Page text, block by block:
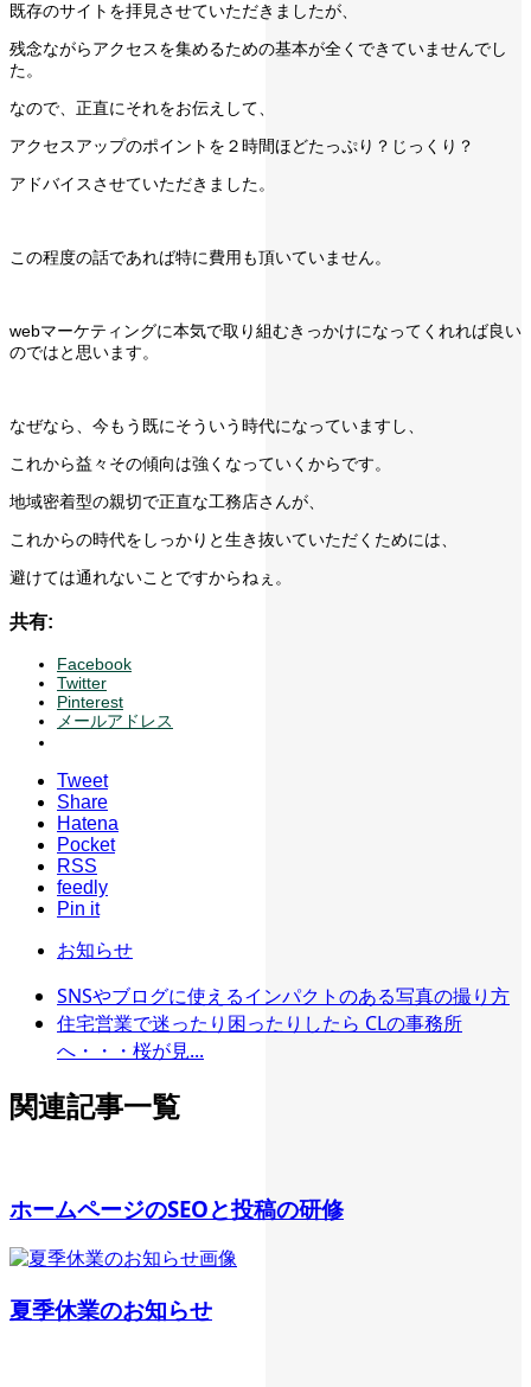
既存のサイトを拝見させていただきましたが、
残念ながらアクセスを集めるための基本が全くできていませんでし
た。
なので、正直にそれをお伝えして、
アクセスアップのポイントを２時間ほどたっぷり？じっくり？
アドバイスさせていただきました。
この程度の話であれば特に費用も頂いていません。
webマーケティングに本気で取り組むきっかけになってくれれば良い
のではと思います。
なぜなら、今もう既にそういう時代になっていますし、
これから益々その傾向は強くなっていくからです。
地域密着型の親切で正直な工務店さんが、
これからの時代をしっかりと生き抜いていただくためには、
避けては通れないことですからねぇ。
共有:
Facebook
Twitter
Pinterest
メールアドレス
Tweet
Share
Hatena
Pocket
RSS
feedly
Pin it
お知らせ
SNSやブログに使えるインパクトのある写真の撮り方
住宅営業で迷ったり困ったりしたら CLの事務所
へ・・・桜が見...
関連記事一覧
ホームページのSEOと投稿の研修
夏季休業のお知らせ